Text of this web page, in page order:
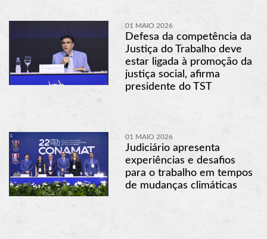
01 MAIO 2026
Defesa da competência da
Justiça do Trabalho deve
estar ligada à promoção da
justiça social, afirma
presidente do TST
01 MAIO 2026
Judiciário apresenta
experiências e desafios
para o trabalho em tempos
de mudanças climáticas